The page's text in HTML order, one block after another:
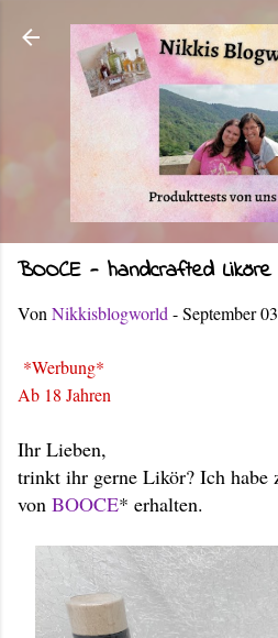
Direkt zum
BOOCE - handcrafted Liköre
Von Nikkisblogworld -September
*Werbung*
Ab 18 Jahren
Ihr Lieben,
trinkt ihr gerne Likör? Ich
von BOOCE* erhalten.